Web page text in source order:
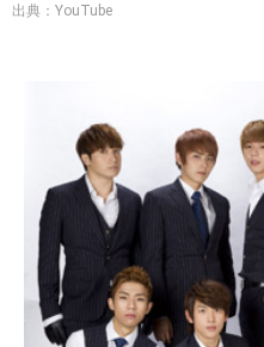
出典：YouTube